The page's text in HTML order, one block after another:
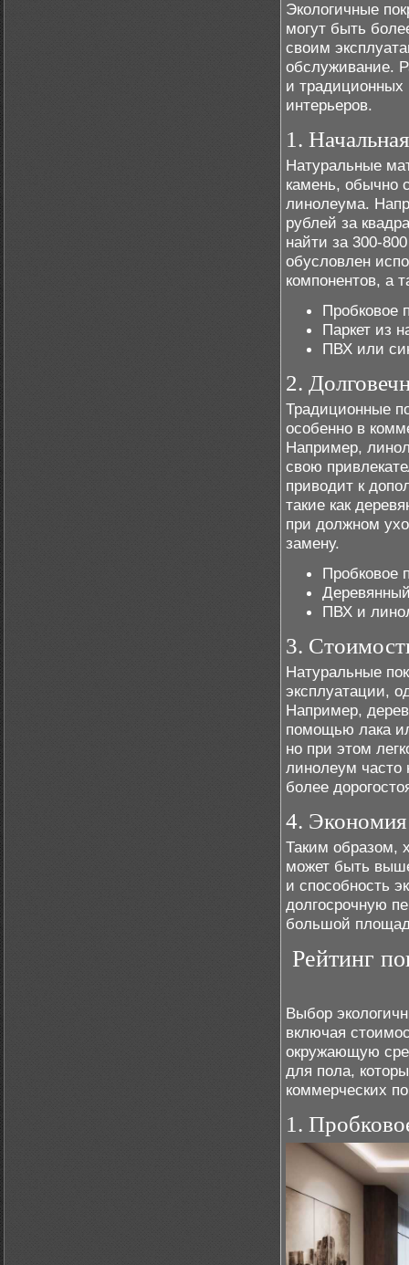
Экологичные
могут быть
своим
обслуживание.
и традиционных
интерьеров.
1.
Натуральные
камень, обычно
линолеума.
рублей за
найти за 300-
обусловлен
компонентов, а
Пробковое
Паркет из
ПВХ или
2.
Традиционные
особенно в
Например,
свою
приводит к
такие как
при должном
замену.
Пробковое
ПВХ и
3.
Натуральные
эксплуатации,
Например,
помощью лака
но при этом
линолеум часто
более
4. Экономия
Таким образом,
может быть
и способность
долгосрочную
большой
Рейтинг
Выбор
включая
окружающую
для пола,
коммерческих
1.